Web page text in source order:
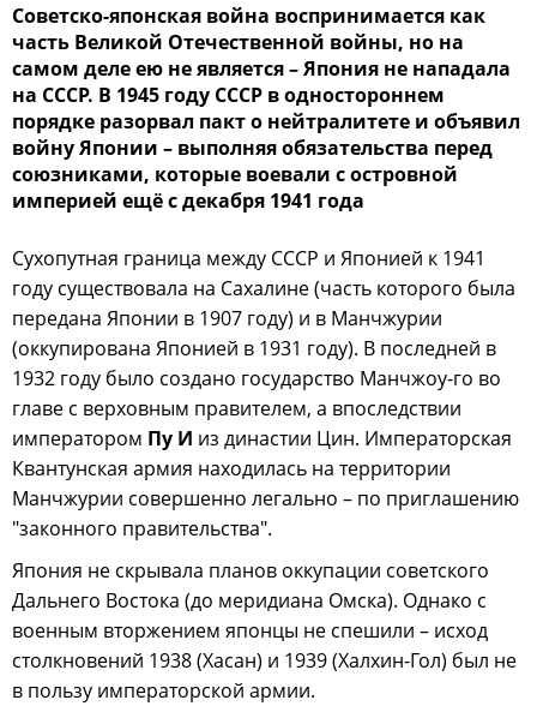
Советско-японская война воспринимается как
часть Великой Отечественной войны, но на
самом деле ею не является – Япония не нападала
на СССР. В 1945 году СССР в одностороннем
порядке разорвал пакт о нейтралитете и объявил
войну Японии – выполняя обязательства перед
союзниками, которые воевали с островной
империей ещё с декабря 1941 года
Сухопутная граница между СССР и Японией к 1941
году существовала на Сахалине (часть которого была
передана Японии в 1907 году) и в Манчжурии
(оккупирована Японией в 1931 году). В последней в
1932 году было создано государство Манчжоу-го во
главе с верховным правителем, а впоследствии
императором Пу И из династии Цин. Императорская
Квантунская армия находилась на территории
Манчжурии совершенно легально – по приглашению
"законного правительства".
Япония не скрывала планов оккупации советского
Дальнего Востока (до меридиана Омска). Однако с
военным вторжением японцы не спешили – исход
столкновений 1938 (Хасан) и 1939 (Халхин-Гол) был не
в пользу императорской армии.